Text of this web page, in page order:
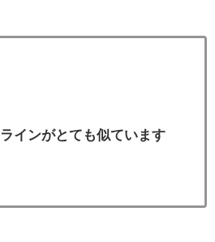
インがとても似ています